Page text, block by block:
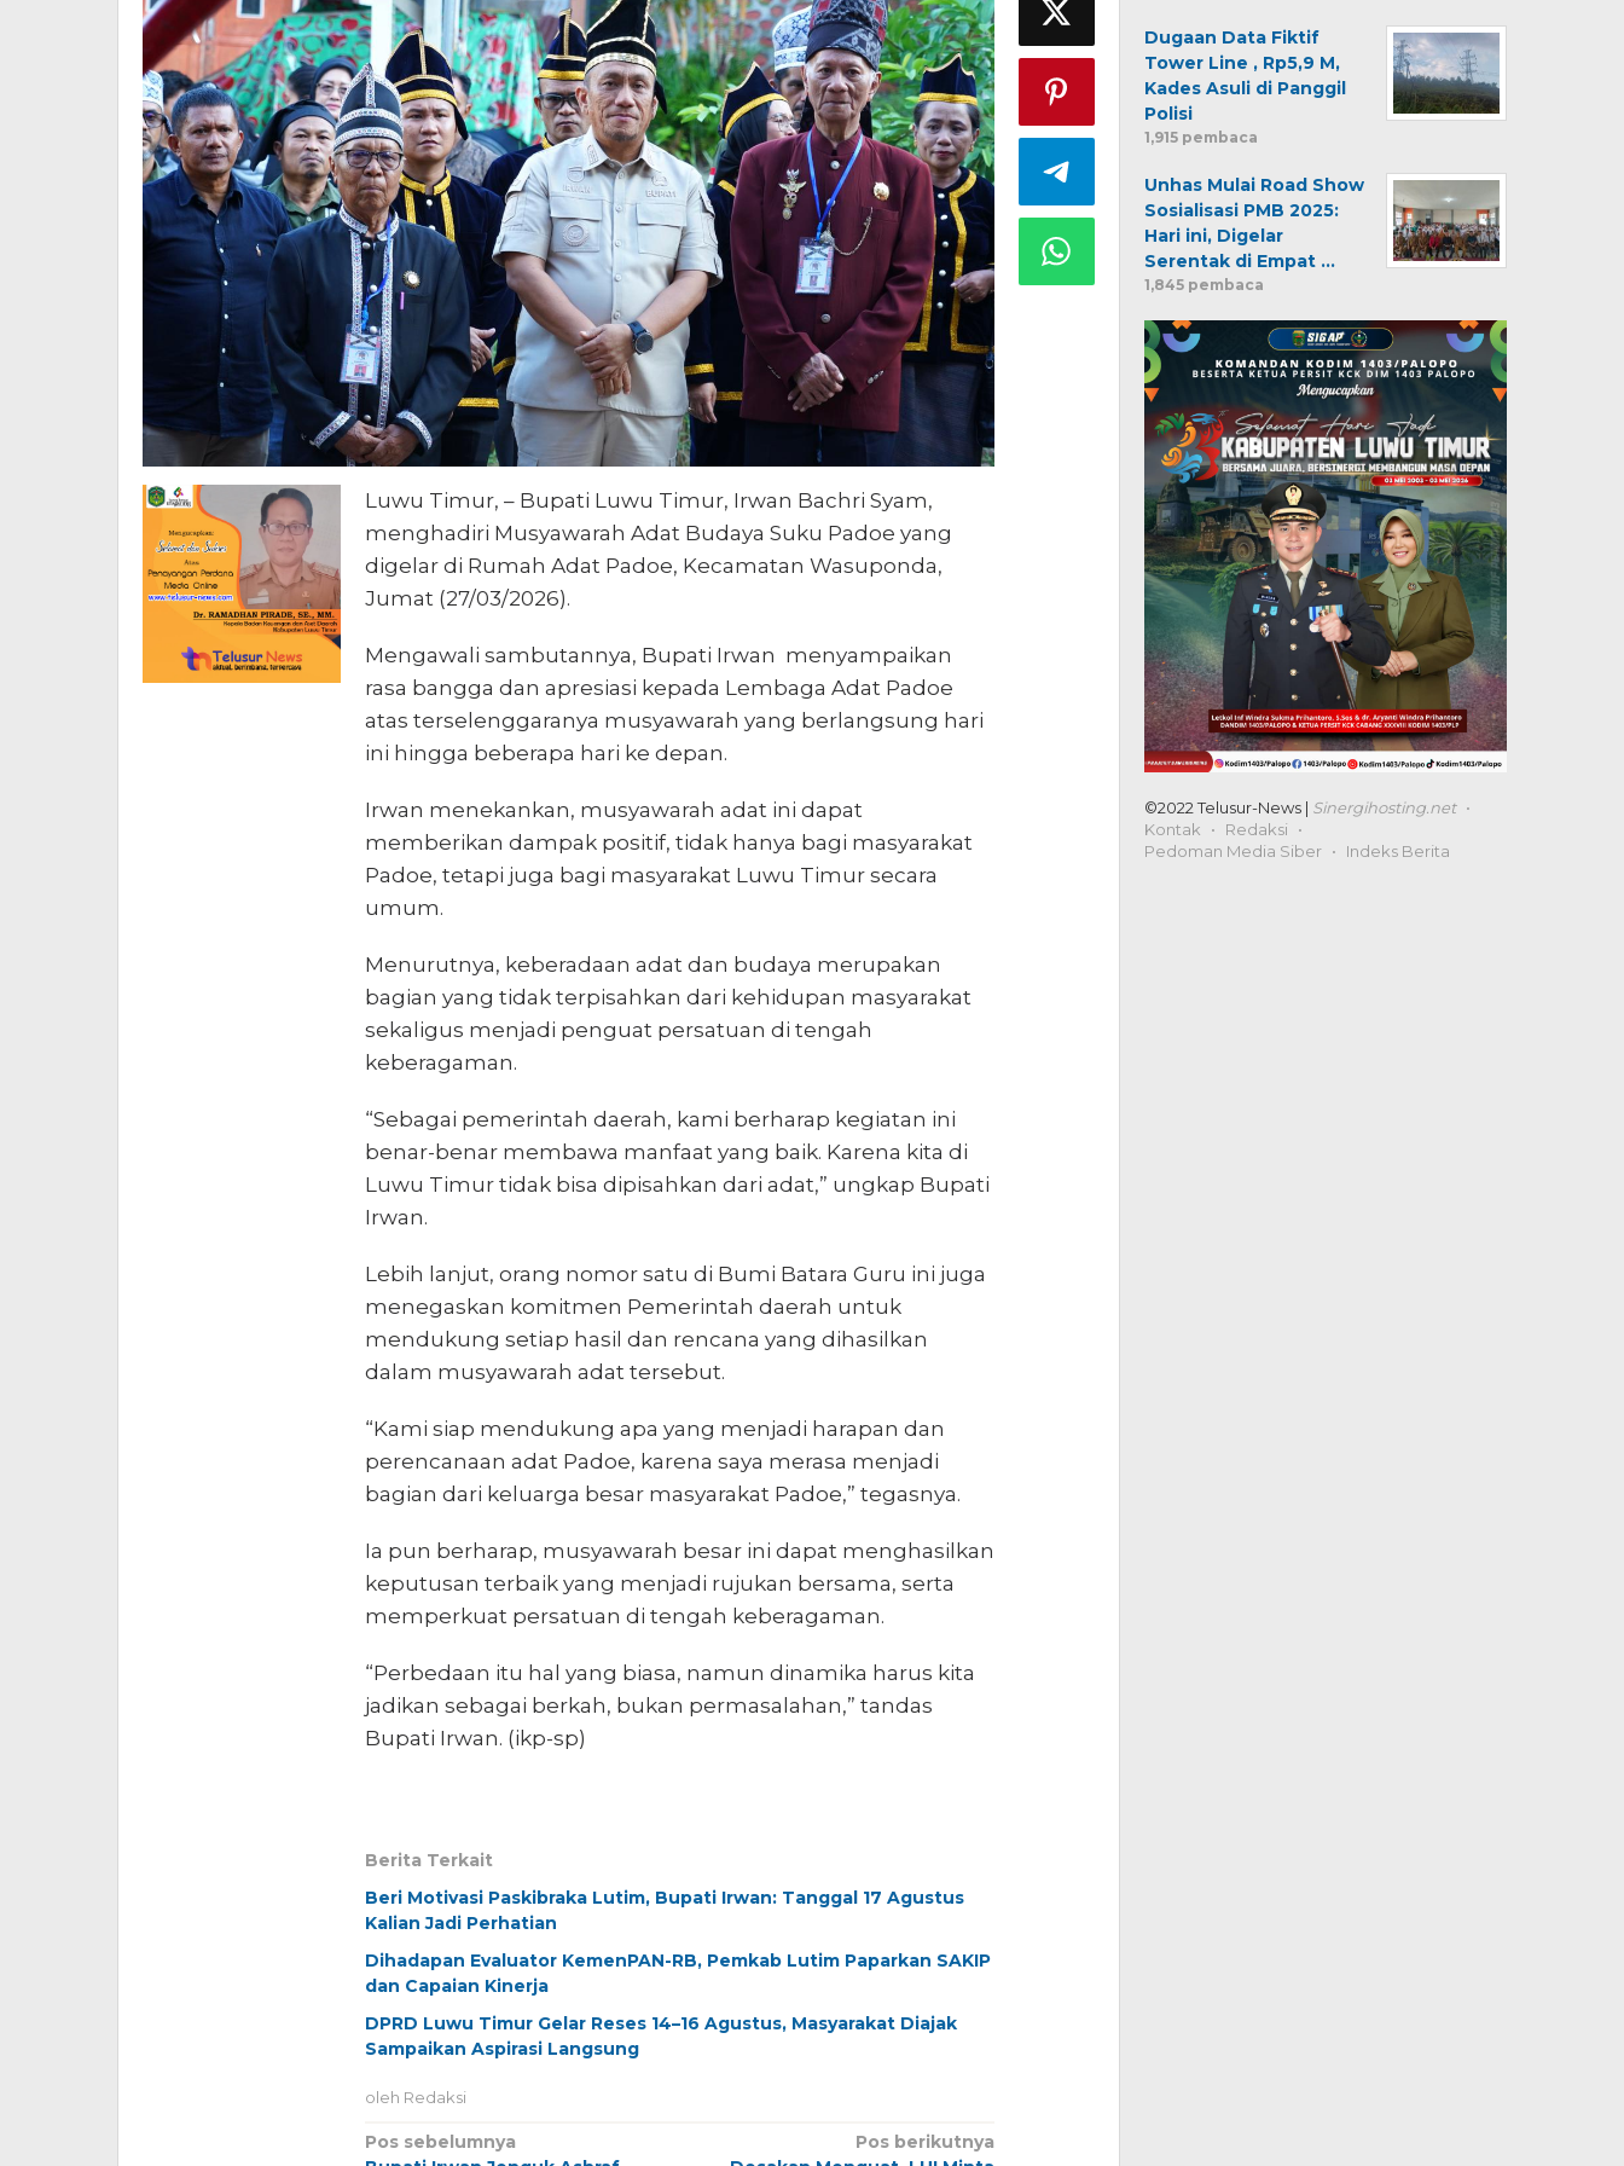
Luwu Timur, – Bupati Luwu Timur, Irwan Bachri Syam,
menghadiri Musyawarah Adat Budaya Suku Padoe yang
digelar di Rumah Adat Padoe, Kecamatan Wasuponda,
Jumat (27/03/2026).
Mengawali sambutannya, Bupati Irwan menyampaikan
rasa bangga dan apresiasi kepada Lembaga Adat Padoe
atas terselenggaranya musyawarah yang berlangsung hari
ini hingga beberapa hari ke depan.
Irwan menekankan, musyawarah adat ini dapat
memberikan dampak positif, tidak hanya bagi masyarakat
Padoe, tetapi juga bagi masyarakat Luwu Timur secara
umum.
Menurutnya, keberadaan adat dan budaya merupakan
bagian yang tidak terpisahkan dari kehidupan masyarakat
sekaligus menjadi penguat persatuan di tengah
keberagaman.
“Sebagai pemerintah daerah, kami berharap kegiatan ini
benar-benar membawa manfaat yang baik. Karena kita di
Luwu Timur tidak bisa dipisahkan dari adat,” ungkap Bupati
Irwan.
Lebih lanjut, orang nomor satu di Bumi Batara Guru ini juga
menegaskan komitmen Pemerintah daerah untuk
mendukung setiap hasil dan rencana yang dihasilkan
dalam musyawarah adat tersebut.
“Kami siap mendukung apa yang menjadi harapan dan
perencanaan adat Padoe, karena saya merasa menjadi
bagian dari keluarga besar masyarakat Padoe,” tegasnya.
Ia pun berharap, musyawarah besar ini dapat menghasilkan
keputusan terbaik yang menjadi rujukan bersama, serta
memperkuat persatuan di tengah keberagaman.
“Perbedaan itu hal yang biasa, namun dinamika harus kita
jadikan sebagai berkah, bukan permasalahan,” tandas
Bupati Irwan. (ikp-sp)
Berita Terkait
Beri Motivasi Paskibraka Lutim, Bupati Irwan: Tanggal 17 Agustus
Kalian Jadi Perhatian
Dihadapan Evaluator KemenPAN-RB, Pemkab Lutim Paparkan SAKIP
dan Capaian Kinerja
DPRD Luwu Timur Gelar Reses 14–16 Agustus, Masyarakat Diajak
Sampaikan Aspirasi Langsung
oleh Redaksi
Navigasi
Pos sebelumnya
Pos berikutnya
Dugaan Data Fiktif
Tower Line , Rp5,9 M,
Kades Asuli di Panggil
Polisi
1,915 pembaca
Unhas Mulai Road Show
Sosialisasi PMB 2025:
Hari ini, Digelar
Serentak di Empat …
1,845 pembaca
©2022 Telusur-News | Sinergihosting.net
Kontak
Redaksi
Pedoman Media Siber
Indeks Berita